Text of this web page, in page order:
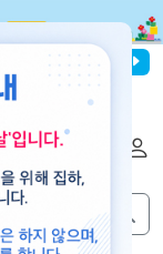
파이디온선교회